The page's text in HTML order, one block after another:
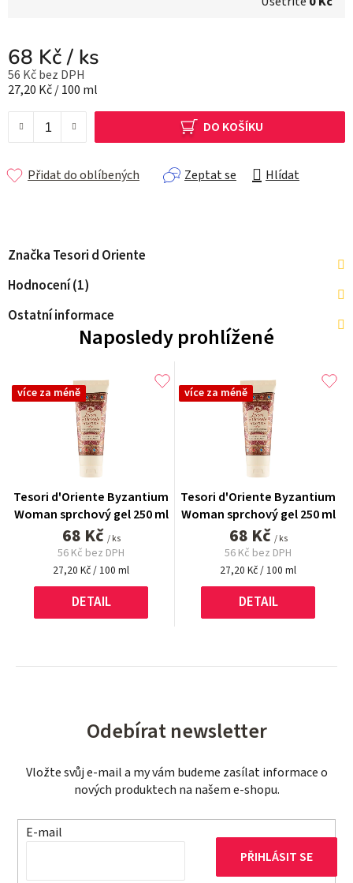
68 Kč/ ks
56 Kč bez DPH
Měrná cena:
27,20 Kč / 100 ml
DO KOŠÍKU
Zeptat se Hlídat
Přidat do oblíbených
Značka Tesori d Oriente
Hodnocení (1)
Ostatní informace
Naposledy prohlížené
více za méně
Tesori d'Oriente Byzantium
Woman sprchový gel 250 ml
68 Kč / ks
56 Kč bez DPH
Měrná
cena:
27,20 Kč / 100 ml
DETAIL
více za méně
Tesori d'Oriente Byzantium
Woman sprchový gel 250 ml
68 Kč / ks
56 Kč bez DPH
Měrná
cena:
27,20 Kč / 100 ml
DETAIL
Odebírat newsletter
Vložte svůj e-mail a my vám budeme zasílat informace o
nových produktech na našem e-shopu.
E-mail
PŘIHLÁSIT SE